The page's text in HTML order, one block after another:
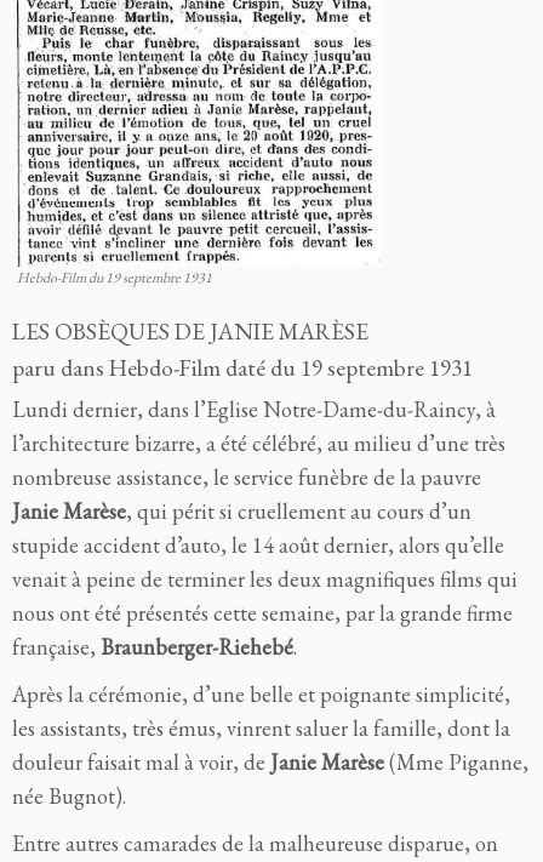
Hebdo-Film du 19 septembre 1931
LES OBSÈQUES DE JANIE MARÈSE
paru dans Hebdo-Film daté du 19 septembre 1931
Lundi dernier, dans l’Eglise Notre-Dame-du-Raincy, à
l’architecture bizarre, a été célébré, au milieu d’une très
nombreuse assistance, le service funèbre de la pauvre
Janie Marèse, qui périt si cruellement au cours d’un
stupide accident d’auto, le 14 août dernier, alors qu’elle
venait à peine de terminer les deux magnifiques films qui
nous ont été présentés cette semaine, par la grande firme
française, Braunberger-Riehebé.
Après la cérémonie, d’une belle et poignante simplicité,
les assistants, très émus, vinrent saluer la famille, dont la
douleur faisait mal à voir, de Janie Marèse(Mme Piganne,
née Bugnot).
Entre autres camarades de la malheureuse disparue, on